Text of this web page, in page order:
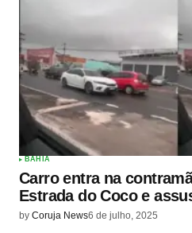
BAHIA
Carro entra na
Estrada do Coco e
by Coruja News6 de julho, 2025